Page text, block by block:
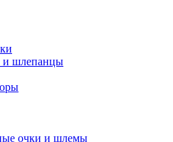
и шлепанцы
очки и шлемы